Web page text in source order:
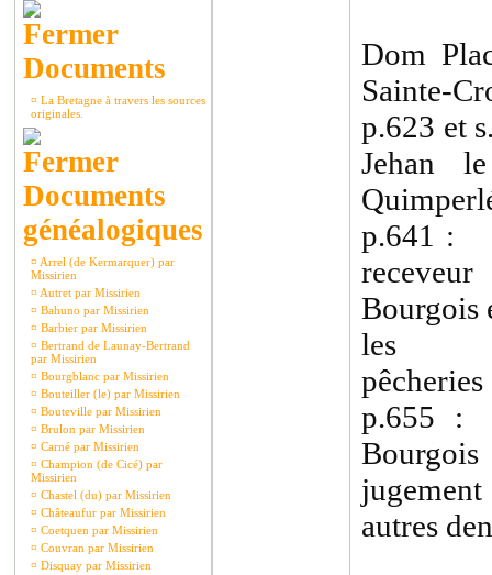
Documents
¤ La Bretagne à travers les sources
originales.
Documents
généalogiques
¤ Arrel (de Kermarquer) par
Missirien
¤ Autret par Missirien
¤ Bahuno par Missirien
¤ Barbier par Missirien
¤ Bertrand de Launay-Bertrand
par Missirien
¤ Bourgblanc par Missirien
¤ Bouteiller (le) par Missirien
¤ Bouteville par Missirien
¤ Brulon par Missirien
¤ Carné par Missirien
¤ Champion (de Cicé) par
Missirien
¤ Chastel (du) par Missirien
¤ Châteaufur par Missirien
¤ Coetquen par Missirien
¤ Couvran par Missirien
¤ Disquay par Missirien
Dom
Sainte-
p.623 et
Jehan
p.641 :
Bourgois
les
p.655 :
autres